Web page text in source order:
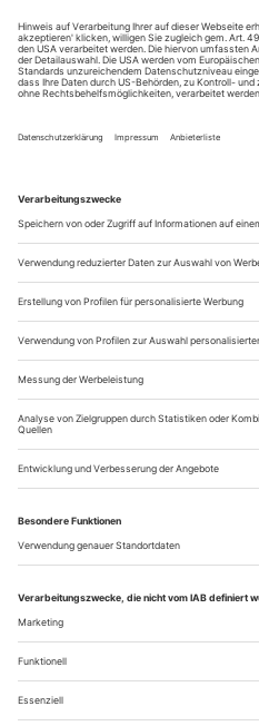
Klinische Visionen, offene
Das Shakespeare-Festival im
Das braucht Wagemut.
Jahrhundert errichtete Burg
Landschaft wie Roman
beherbergt seit Jahrzehnten
lockt mit seiner...
Wie? Wat? Vivat!
Büchner «Leonce und Lena»,
ist Sturm»
Schlafsacklarven säumen die
Hauptbahnhof und Thalia
Plastiktüten und Bierflaschen
Eingängen zu Zara und
Sonntagsspaziergänger
Weise in der Shoppingwelt
alles voller Schlafsacklarven....
Über uns Kontakt